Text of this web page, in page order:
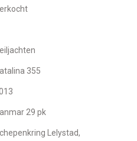
355
29 pk
Lelystad,